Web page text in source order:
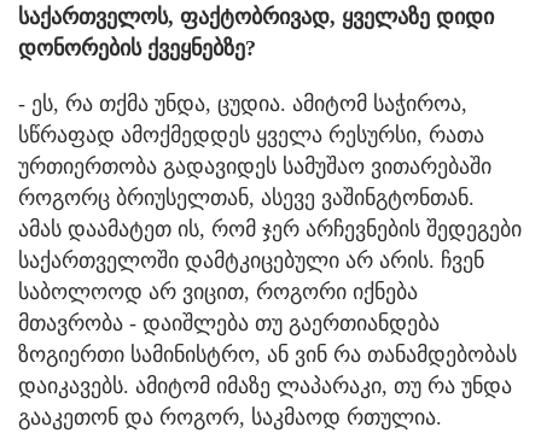
საქართველოს, ფაქტობრივად, ყველაზე დიდი
დონორების ქვეყნებზე?
- ეს, რა თქმა უნდა, ცუდია. ამიტომ საჭიროა,
სწრაფად ამოქმედდეს ყველა რესურსი, რათა
ურთიერთობა გადავიდეს სამუშაო ვითარებაში
როგორც ბრიუსელთან, ასევე ვაშინგტონთან.
ამას დაამატეთ ის, რომ ჯერ არჩევნების შედეგები
საქართველოში დამტკიცებული არ არის. ჩვენ
საბოლოოდ არ ვიცით, როგორი იქნება
მთავრობა - დაიშლება თუ გაერთიანდება
ზოგიერთი სამინისტრო, ან ვინ რა თანამდებობას
დაიკავებს. ამიტომ იმაზე ლაპარაკი, თუ რა უნდა
გააკეთონ და როგორ, საკმაოდ რთულია.